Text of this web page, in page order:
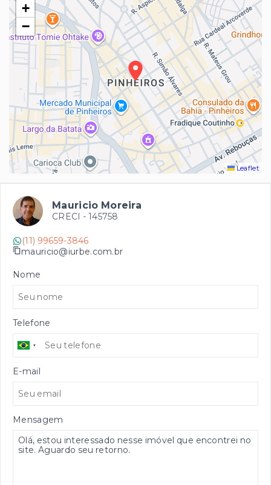
+
−
Leaflet
Mauricio Moreira
CRECI - 145758
(11) 99659-3846
mauricio@iurbe.com.br
Nome
Telefone
E-mail
Mensagem